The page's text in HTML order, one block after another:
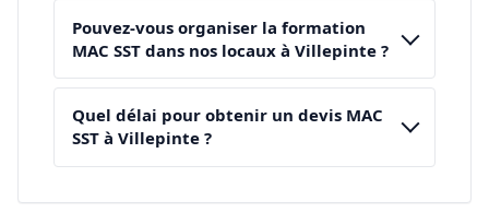
Pouvez-vous organiser la formation
MAC SST dans nos locaux à Villepinte ?
Quel délai pour obtenir un devis MAC
SST à Villepinte ?